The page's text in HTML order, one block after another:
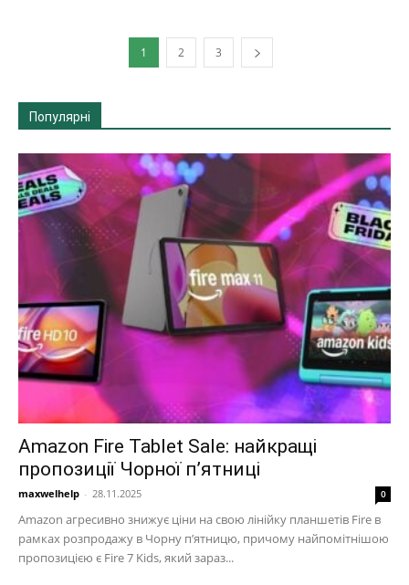
1 2 3
Популярні
Amazon Fire Tablet Sale: найкращі
пропозиції Чорної п’ятниці
maxwelhelp - 28.11.2025 0
Amazon агресивно знижує ціни на свою лінійку планшетів Fire в
рамках розпродажу в Чорну п’ятницю, причому найпомітнішою
пропозицією є Fire 7 Kids, який зараз...